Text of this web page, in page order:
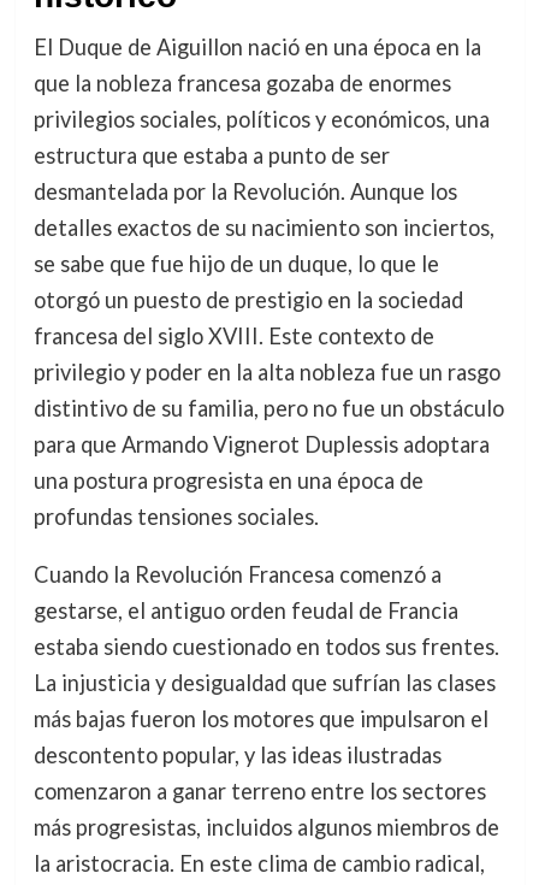
El Duque de Aiguillon nació en una época en la
que la nobleza francesa gozaba de enormes
privilegios sociales, políticos y económicos, una
estructura que estaba a punto de ser
desmantelada por la Revolución. Aunque los
detalles exactos de su nacimiento son inciertos,
se sabe que fue hijo de un duque, lo que le
otorgó un puesto de prestigio en la sociedad
francesa del siglo XVIII. Este contexto de
privilegio y poder en la alta nobleza fue un rasgo
distintivo de su familia, pero no fue un obstáculo
para que Armando Vignerot Duplessis adoptara
una postura progresista en una época de
profundas tensiones sociales.
Cuando la Revolución Francesa comenzó a
gestarse, el antiguo orden feudal de Francia
estaba siendo cuestionado en todos sus frentes.
La injusticia y desigualdad que sufrían las clases
más bajas fueron los motores que impulsaron el
descontento popular, y las ideas ilustradas
comenzaron a ganar terreno entre los sectores
más progresistas, incluidos algunos miembros de
la aristocracia. En este clima de cambio radical,